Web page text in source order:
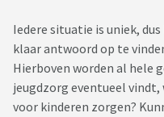
Iedere situatie is uniek,
klaar antwoord op te
Hierboven worden al hele
jeugdzorg eventueel vindt,
voor kinderen zorgen?